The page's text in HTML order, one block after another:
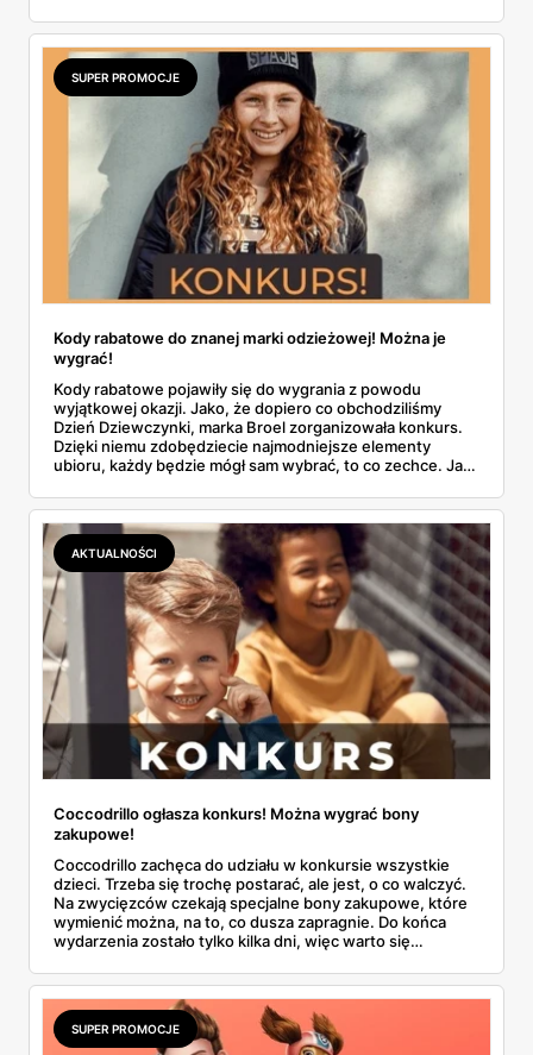
SUPER PROMOCJE
Kody rabatowe do znanej marki odzieżowej! Można je
wygrać!
Kody rabatowe pojawiły się do wygrania z powodu
wyjątkowej okazji. Jako, że dopiero co obchodziliśmy
Dzień Dziewczynki, marka Broel zorganizowała konkurs.
Dzięki niemu zdobędziecie najmodniejsze elementy
ubioru, każdy będzie mógł sam wybrać, to co zechce. Jak
AKTUALNOŚCI
Coccodrillo ogłasza konkurs! Można wygrać bony
zakupowe!
Coccodrillo zachęca do udziału w konkursie wszystkie
dzieci. Trzeba się trochę postarać, ale jest, o co walczyć.
Na zwycięzców czekają specjalne bony zakupowe, które
wymienić można, na to, co dusza zapragnie. Do końca
wydarzenia zostało tylko kilka dni, więc warto się
SUPER PROMOCJE